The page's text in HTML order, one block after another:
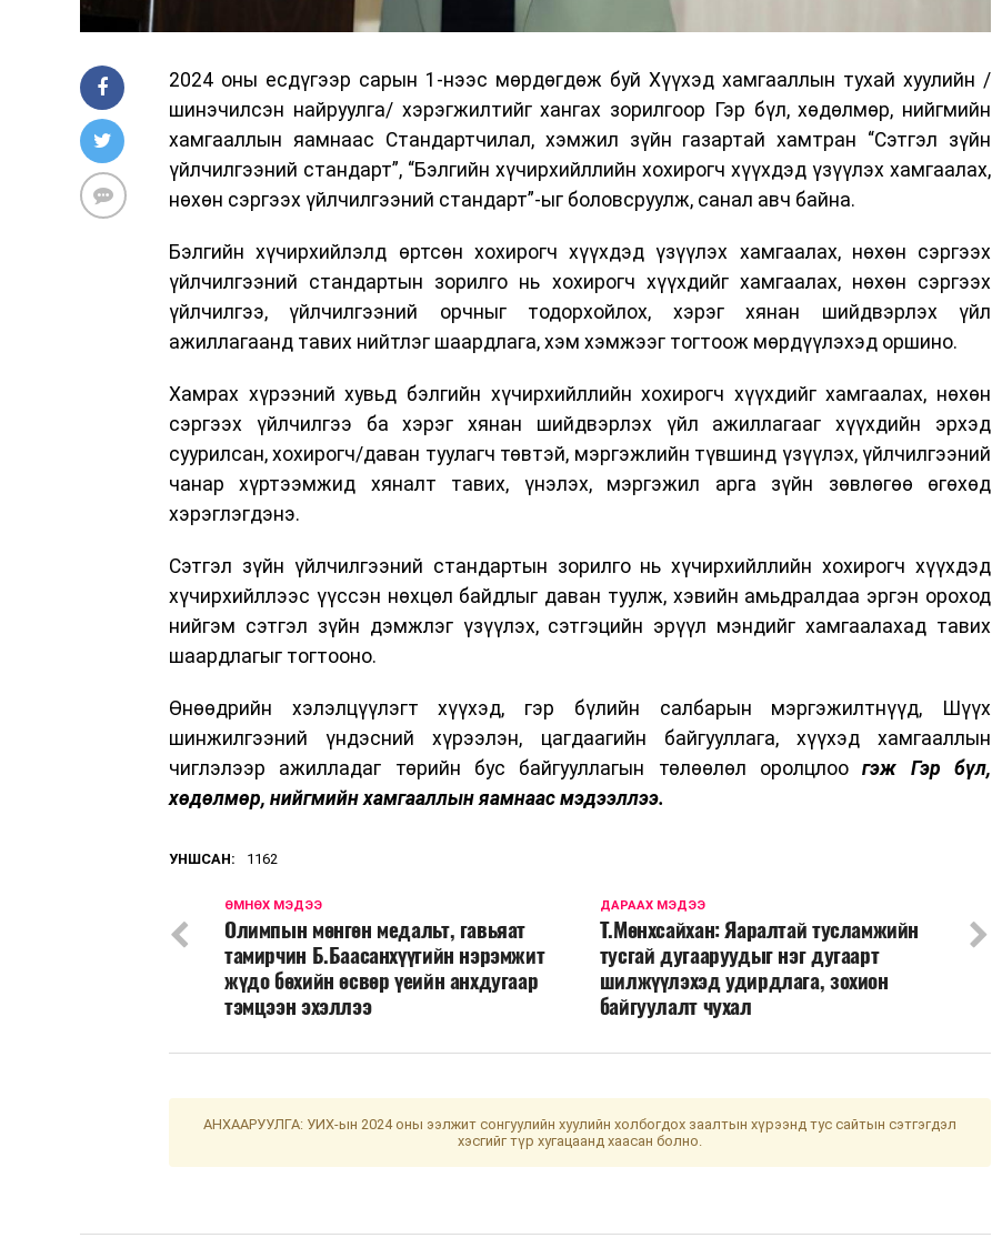
2024 оны есдүгээр сарын 1-нээс мөрдөгдөж буй Хүүхэд хамгааллын тухай хуулийн /
шинэчилсэн найруулга/ хэрэгжилтийг хангах зорилгоор Гэр бүл, хөдөлмөр, нийгмийн
хамгааллын яамнаас Стандартчилал, хэмжил зүйн газартай хамтран “Сэтгэл зүйн
үйлчилгээний стандарт”, “Бэлгийн хүчирхийллийн хохирогч хүүхдэд үзүүлэх хамгаалах,
нөхөн сэргээх үйлчилгээний стандарт”-ыг боловсруулж, санал авч байна.
Бэлгийн хүчирхийлэлд өртсөн хохирогч хүүхдэд үзүүлэх хамгаалах, нөхөн сэргээх
үйлчилгээний стандартын зорилго нь хохирогч хүүхдийг хамгаалах, нөхөн сэргээх
үйлчилгээ, үйлчилгээний орчныг тодорхойлох, хэрэг хянан шийдвэрлэх үйл
ажиллагаанд тавих нийтлэг шаардлага, хэм хэмжээг тогтоож мөрдүүлэхэд оршино.
Хамрах хүрээний хувьд бэлгийн хүчирхийллийн хохирогч хүүхдийг хамгаалах, нөхөн
сэргээх үйлчилгээ ба хэрэг хянан шийдвэрлэх үйл ажиллагааг хүүхдийн эрхэд
суурилсан, хохирогч/даван туулагч төвтэй, мэргэжлийн түвшинд үзүүлэх, үйлчилгээний
чанар хүртээмжид хяналт тавих, үнэлэх, мэргэжил арга зүйн зөвлөгөө өгөхөд
хэрэглэгдэнэ.
Сэтгэл зүйн үйлчилгээний стандартын зорилго нь хүчирхийллийн хохирогч хүүхдэд
хүчирхийллээс үүссэн нөхцөл байдлыг даван туулж, хэвийн амьдралдаа эргэн ороход
нийгэм сэтгэл зүйн дэмжлэг үзүүлэх, сэтгэцийн эрүүл мэндийг хамгаалахад тавих
шаардлагыг тогтооно.
Өнөөдрийн хэлэлцүүлэгт хүүхэд, гэр бүлийн салбарын мэргэжилтнүүд, Шүүх
шинжилгээний үндэсний хүрээлэн, цагдаагийн байгууллага, хүүхэд хамгааллын
чиглэлээр ажилладаг төрийн бус байгууллагын төлөөлөл оролцлоогэж Гэр бүл,
хөдөлмөр, нийгмийн хамгааллын яамнаас мэдээллээ.
УНШСАН: 1162
ДАРААХ МЭДЭЭ
Т.Мөнхсайхан: Яаралтай тусламжийн
тусгай дугааруудыг нэг дугаарт
шилжүүлэхэд удирдлага, зохион
байгуулалт чухал
ӨМНӨХ МЭДЭЭ
Олимпын мөнгөн медальт, гавьяат
тамирчин Б.Баасанхүүгийн нэрэмжит
жүдо бөхийн өсвөр үеийн анхдугаар
тэмцээн эхэллээ
АНХААРУУЛГА: УИХ-ын 2024 оны ээлжит сонгуулийн хуулийн холбогдох заалтын хүрээнд тус сайтын сэтгэгдэл
хэсгийг түр хугацаанд хаасан болно.